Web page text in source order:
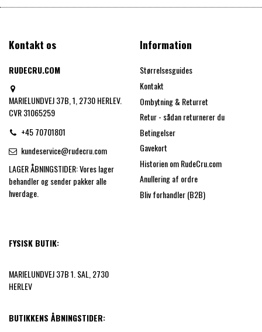
Kontakt os
RUDECRU.COM
MARIELUNDVEJ 37B, 1, 2730 HERLEV.
CVR 31065259
+45 70701801
kundeservice@rudecru.com
LAGER ÅBNINGSTIDER: Vores lager
behandler og sender pakker alle
hverdage.
FYSISK BUTIK:
MARIELUNDVEJ 37B 1. SAL, 2730
HERLEV
BUTIKKENS ÅBNINGSTIDER:
Information
Størrelsesguides
Kontakt
Ombytning & Returret
Retur - sådan returnerer du
Betingelser
Gavekort
Historien om RudeCru.com
Anullering af ordre
Bliv forhandler (B2B)